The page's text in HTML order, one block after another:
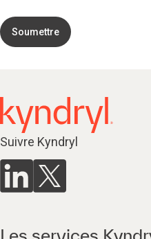
Soumettre
Suivre Kyndryl